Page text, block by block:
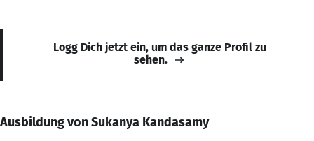
Logg Dich jetzt ein, um das ganze Profil zu
sehen.
Ausbildung von Sukanya Kandasamy